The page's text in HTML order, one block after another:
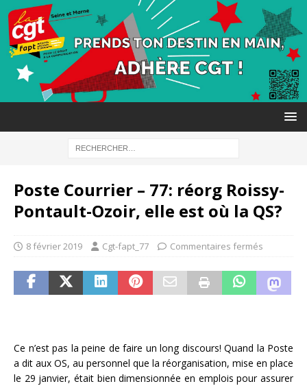
Poste Courrier – 77: réorg Roissy-
Pontault-Ozoir, elle est où la QS?
8 février 2019 Cgt-fapt_77 Commentaires fermés
Ce n’est pas la peine de faire un long discours! Quand la Poste
a dit aux OS, au personnel que la réorganisation, mise en place
le 29 janvier, était bien dimensionnée en emplois pour assurer